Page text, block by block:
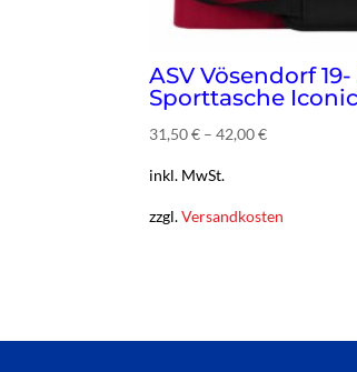
ASV Vösendorf 19-
Sporttasche Iconic
31,50€ –42,00€
inkl. MwSt.
zzgl.Versandkosten